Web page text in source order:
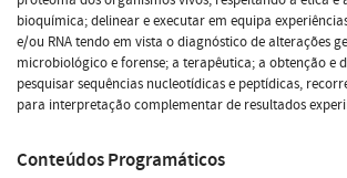
bioquímica; delinear e executar em equipa
e/ou RNA tendo em vista o diagnóstico de alterações
microbiológico e forense; a terapêutica; a obtenção e
pesquisar sequências nucleotídicas e peptídicas,
para interpretação complementar de resultados
Conteúdos Programáticos